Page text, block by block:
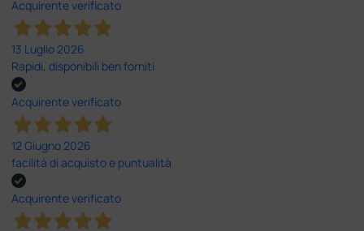
Acquirente verificato
13 Luglio 2026
Rapidi, disponibili ben forniti
Acquirente verificato
12 Giugno 2026
facilità di acquisto e puntualità
Acquirente verificato